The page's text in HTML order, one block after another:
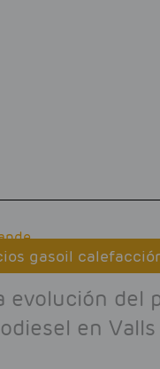
gasoil
evolución del
en Valls